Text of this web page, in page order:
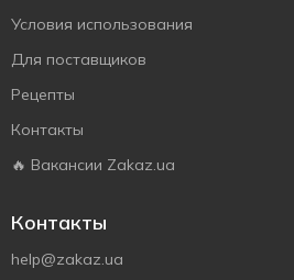
Условия использования
Для поставщиков
Рецепты
Контакты
🔥 Вакансии Zakaz.ua
Контакты
help@zakaz.ua